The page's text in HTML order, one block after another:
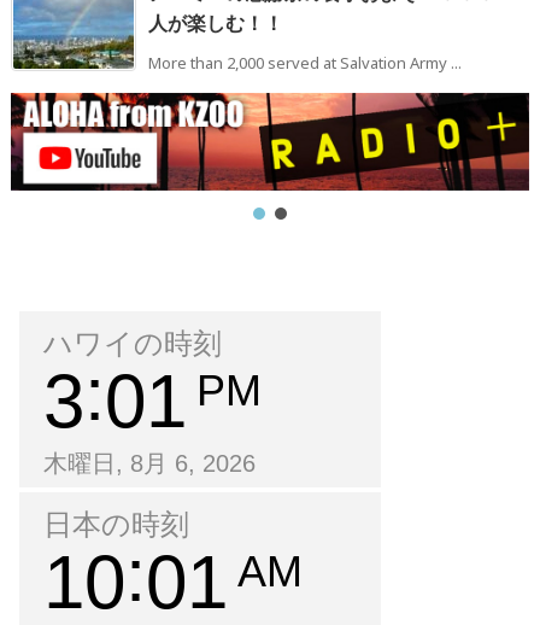
人が楽しむ！！
More than 2,000 served at Salvation Army ...
ハワイの時刻
3 01 PM
木曜日, 8月 6, 2026
日本の時刻
10 01 AM